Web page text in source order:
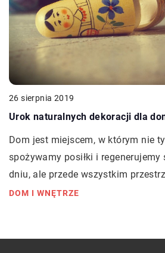
26 sierpnia 2019
Urok naturalnych dekoracji dla
Dom jest miejscem, w którym nie
spożywamy posiłki i regenerujemy
dniu, ale przede wszystkim
DOM I WNĘTRZE